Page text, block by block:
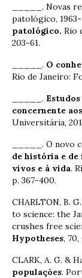
_____. Novas
patológico,
patológico. Rio
203-61.
_____. O
Rio de Janeiro:
_____.
concernente
Universitária,
_____. O novo
de história e de
vivos e à vida.
p. 367-400.
CHARLTON, B.
to science: the
crushes free
Hypotheses, 70,
CLARK, A. G. &
populações.